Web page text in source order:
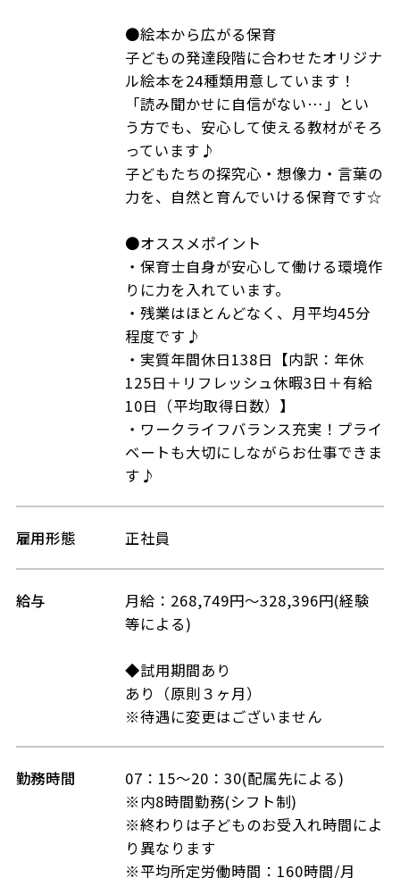
●絵本から広がる保育
子どもの発達段階に合わせたオリジナ
ル絵本を24種類用意しています！
「読み聞かせに自信がない…」とい
う方でも、安心して使える教材がそろ
っています♪
子どもたちの探究心・想像力・言葉の
力を、自然と育んでいける保育です☆
●オススメポイント
・保育士自身が安心して働ける環境作
りに力を入れています。
・残業はほとんどなく、月平均45分
程度です♪
・実質年間休日138日【内訳：年休
125日＋リフレッシュ休暇3日＋有給
10日（平均取得日数）】
・ワークライフバランス充実！プライ
ベートも大切にしながらお仕事できま
す♪
雇用形態 正社員
給与
月給：268,749円～328,396円(経験
等による)
◆試用期間あり
あり（原則３ヶ月）
※待遇に変更はございません
勤務時間
07：15～20：30(配属先による)
※内8時間勤務(シフト制)
※終わりは子どものお受入れ時間によ
り異なります
※平均所定労働時間：160時間/月